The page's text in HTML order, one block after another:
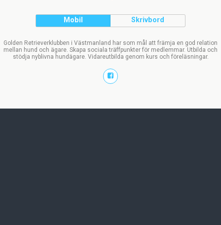
Mobil Skrivbord
Golden Retrieverklubben i Västmanland har som mål att främja en god relation
mellan hund och ägare. Skapa sociala träffpunkter för medlemmar. Utbilda och
stödja nyblivna hundägare. Vidareutbilda genom kurs och föreläsningar.